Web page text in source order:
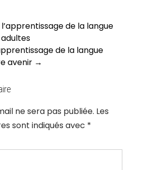
de la langue
de la langue
avenir →
ne sera pas publiée. Les
sont indiqués avec *